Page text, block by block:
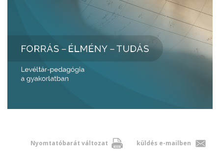
Nyomtatóbarát változat küldés e-mailben